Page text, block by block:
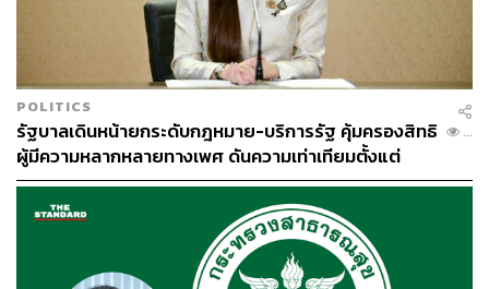
นี้ที่จุดของสำนักงานใหญ่จัดเป็นจุดรับเรื่องร้องทุกข์ชั่วคราว
จากกลุ่มผู้ที่เคยร่วมลงทุนกับบริษัท วันนี้จากการลงพื้นที่จึงจะ
เห็นได้ว่ามีประชาชนจำนวนมากอยู่ภายในอาคาร และทำ
เอกสารกับเจ้าหน้าที่ของบริษัท
POLITICS
รัฐบาลเดินหน้ายกระดับกฎหมาย-บริการรัฐ คุ้มครองสิทธิ
ผู้มีความหลากหลายทางเพศ ดันความเท่าเทียมตั้งแต่
หลักสูตรในห้องเรียนถึงที่ทำงาน
...